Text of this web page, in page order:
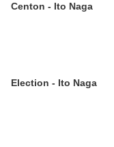
Centon - Ito Naga
Election - Ito Naga